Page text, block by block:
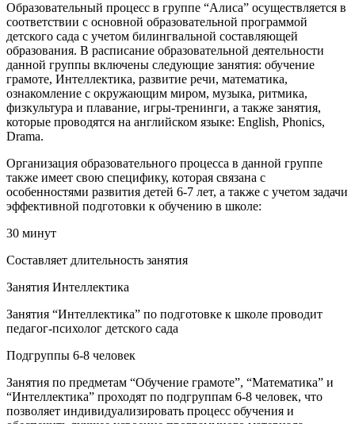
Образовательный процесс в группе “Алиса” осуществляется в
соответствии с основной образовательной программой
детского сада с учетом билингвальной составляющей
образования. В расписание образовательной деятельности
данной группы включены следующие занятия: обучение
грамоте, Интеллектика, развитие речи, математика,
ознакомление с окружающим миром, музыка, ритмика,
физкультура и плавание, игры-тренинги, а также занятия,
которые проводятся на английском языке: English, Phonics,
Drama.
Организация образовательного процесса в данной группе
также имеет свою специфику, которая связана с
особенностями развития детей 6-7 лет, а также с учетом задачи
эффективной подготовки к обучению в школе:
30 минут
Составляет длительность занятия
Занятия Интеллектика
Занятия “Интеллектика” по подготовке к школе проводит
педагог-психолог детского сада
Подгруппы 6-8 человек
Занятия по предметам “Обучение грамоте”, “Математика” и
“Интеллектика” проходят по подгруппам 6-8 человек, что
позволяет индивидуализировать процесс обучения и